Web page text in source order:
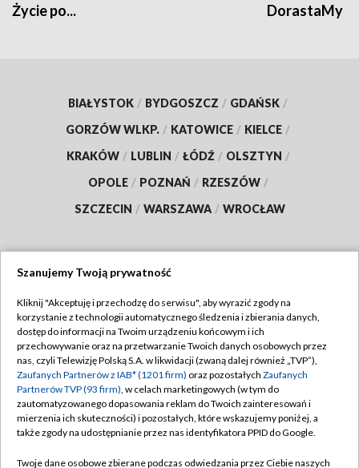
Życie po... DorastaMy
BIAŁYSTOK / BYDGOSZCZ / GDAŃSK /
GORZÓW WLKP. / KATOWICE / KIELCE /
KRAKÓW / LUBLIN / ŁÓDŹ / OLSZTYN /
OPOLE / POZNAŃ / RZESZÓW /
SZCZECIN / WARSZAWA / WROCŁAW
TVP
Abonament TVP
Emisja w TVP
Centrum informacji TVP
Naziemna Telewizja Cyfrowa
Regulamin TVP
Polityka prywatności
Moje zgody
Pomoc
Szanujemy Twoją prywatność
Kliknij "Akceptuję i przechodzę do serwisu", aby wyrazić zgody na
korzystanie z technologii automatycznego śledzenia i zbierania danych,
dostęp do informacji na Twoim urządzeniu końcowym i ich
przechowywanie oraz na przetwarzanie Twoich danych osobowych przez
nas, czyli Telewizję Polską S.A. w likwidacji (zwaną dalej również „TVP”),
Zaufanych Partnerów z IAB* (1201 firm) oraz pozostałych Zaufanych
Partnerów TVP (93 firm), w celach marketingowych (w tym do
zautomatyzowanego dopasowania reklam do Twoich zainteresowań i
mierzenia ich skuteczności) i pozostałych, które wskazujemy poniżej, a
także zgody na udostępnianie przez nas identyfikatora PPID do Google.
Twoje dane osobowe zbierane podczas odwiedzania przez Ciebie naszych